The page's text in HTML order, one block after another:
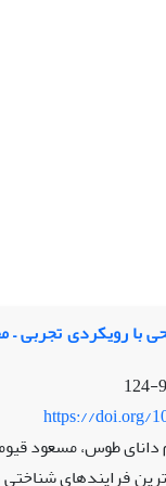
رویکردی تجربی –
https://doi.org/
دانای طوس، مسعود
فرایندهای